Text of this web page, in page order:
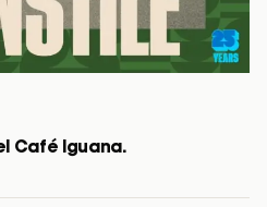
Café Iguana.